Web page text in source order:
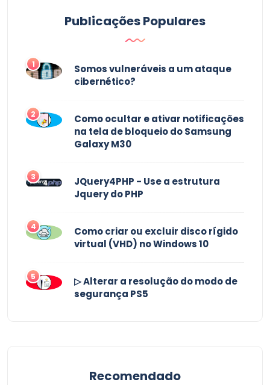
Publicações Populares
1
Somos vulneráveis ​​a um ataque
cibernético?
2
Como ocultar e ativar notificações
na tela de bloqueio do Samsung
Galaxy M30
3
JQuery4PHP - Use a estrutura
Jquery do PHP
4
Como criar ou excluir disco rígido
virtual (VHD) no Windows 10
5
▷ Alterar a resolução do modo de
segurança PS5
Recomendado